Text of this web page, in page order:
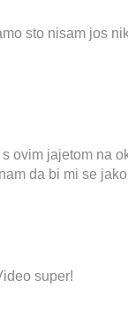
sto nisam jos
ovim jajetom na
da bi mi se
super!